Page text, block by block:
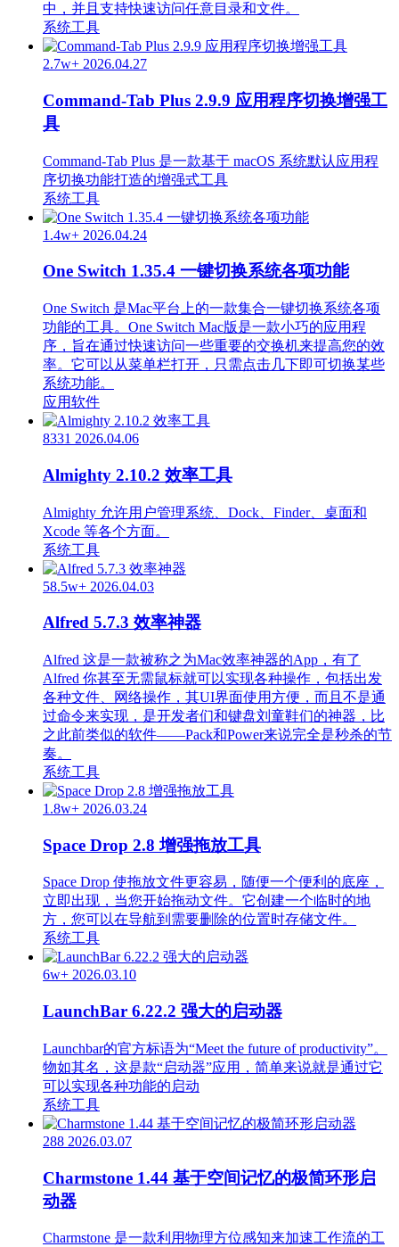
中，并且支持快速访问任意目录和文件。
系统工具
2.7w+ 2026.04.27
Command-Tab Plus 2.9.9 应用程序切换增强工
具
Command-Tab Plus 是一款基于 macOS 系统默认应用程
序切换功能打造的增强式工具
系统工具
1.4w+ 2026.04.24
One Switch 1.35.4 一键切换系统各项功能
One Switch 是Mac平台上的一款集合一键切换系统各项
功能的工具。One Switch Mac版是一款小巧的应用程
序，旨在通过快速访问一些重要的交换机来提高您的效
率。它可以从菜单栏打开，只需点击几下即可切换某些
系统功能。
应用软件
8331 2026.04.06
Almighty 2.10.2 效率工具
Almighty 允许用户管理系统、Dock、Finder、桌面和
Xcode 等各个方面。
系统工具
58.5w+ 2026.04.03
Alfred 5.7.3 效率神器
Alfred 这是一款被称之为Mac效率神器的App，有了
Alfred 你甚至无需鼠标就可以实现各种操作，包括出发
各种文件、网络操作，其UI界面使用方便，而且不是通
过命令来实现，是开发者们和键盘刘童鞋们的神器，比
之此前类似的软件——Pack和Power来说完全是秒杀的节
奏。
系统工具
1.8w+ 2026.03.24
Space Drop 2.8 增强拖放工具
Space Drop 使拖放文件更容易，随便一个便利的底座，
立即出现，当您开始拖动文件。它创建一个临时的地
方，您可以在导航到需要删除的位置时存储文件。
系统工具
6w+ 2026.03.10
LaunchBar 6.22.2 强大的启动器
Launchbar的官方标语为“Meet the future of productivity”。
物如其名，这是款“启动器”应用，简单来说就是通过它
可以实现各种功能的启动
系统工具
288 2026.03.07
Charmstone 1.44 基于空间记忆的极简环形启
动器
Charmstone 是一款利用物理方位感知来加速工作流的工